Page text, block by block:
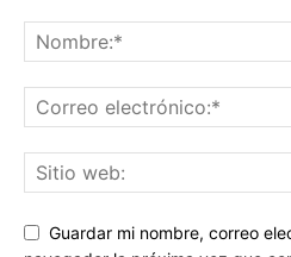
Guardar mi nombre, correo